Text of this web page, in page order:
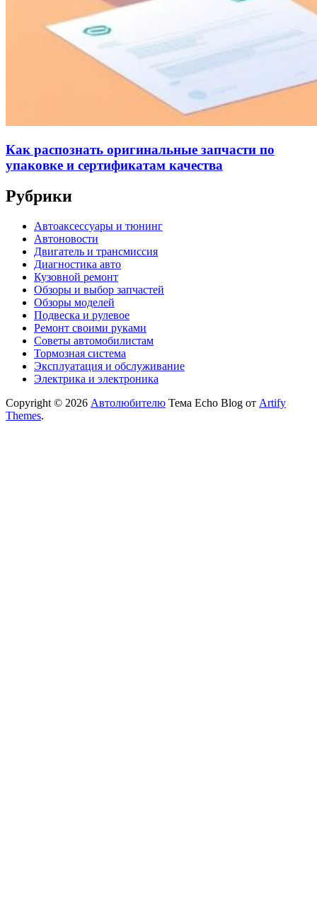
Как распознать оригинальные запчасти по
упаковке и сертификатам качества
Рубрики
Автоаксессуары и тюнинг
Автоновости
Двигатель и трансмиссия
Диагностика авто
Кузовной ремонт
Обзоры и выбор запчастей
Обзоры моделей
Подвеска и рулевое
Ремонт своими руками
Советы автомобилистам
Тормозная система
Эксплуатация и обслуживание
Электрика и электроника
Copyright © 2026 Автолюбителю Тема Echo Blog от Artify
Themes.